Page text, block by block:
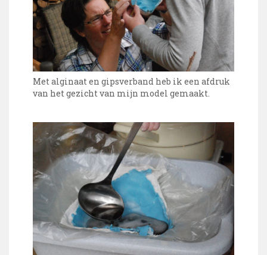
Met alginaat en gipsverband heb ik een afdruk
van het gezicht van mijn model gemaakt.